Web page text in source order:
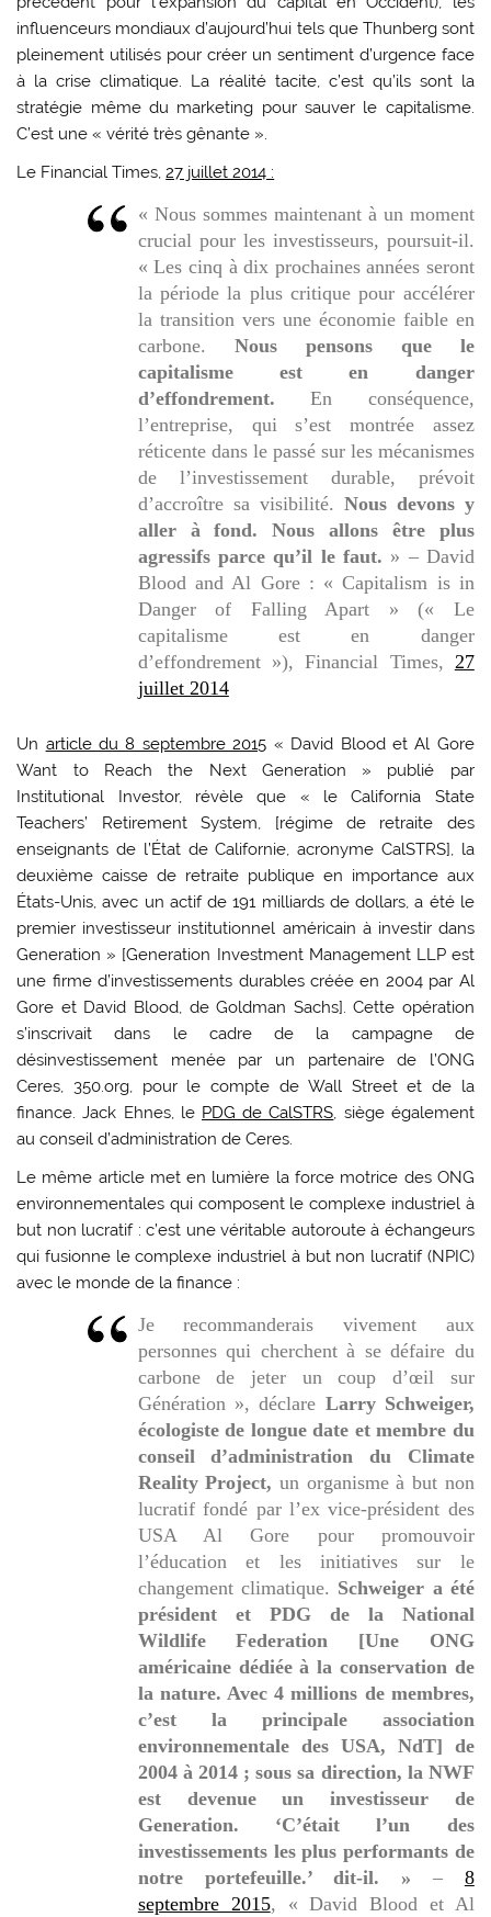
influenceurs mondiaux d’aujourd’hui tels que Thunberg sont
pleinement utilisés pour créer un sentiment d’urgence face
à la crise climatique. La réalité tacite, c’est qu’ils sont la
stratégie même du marketing pour sauver le capitalisme.
C’est une « vérité très gênante ».
Le Financial Times,27 juillet 2014 :
« Nous sommes maintenant à un moment
crucial pour les investisseurs, poursuit-il.
« Les cinq à dix prochaines années seront
la période la plus critique pour accélérer
la transition vers une économie faible en
carbone. Nous pensons que le
capitalisme est en danger
d’effondrement.En conséquence,
l’entreprise, qui s’est montrée assez
réticente dans le passé sur les mécanismes
de l’investissement durable, prévoit
d’accroître sa visibilité. Nous devons y
aller à fond. Nous allons être plus
agressifs parce qu’il le faut. » – David
Blood and Al Gore : « Capitalism is in
Danger of Falling Apart » (« Le
capitalisme est en danger
d’effondrement »), Financial Times, 27
juillet 2014
Un article du 8 septembre 2015 « David Blood et Al Gore
Want to Reach the Next Generation » publié par
Institutional Investor, révèle que « le California State
Teachers’ Retirement System, [régime de retraite des
enseignants de l’État de Californie, acronyme CalSTRS], la
deuxième caisse de retraite publique en importance aux
États-Unis, avec un actif de 191 milliards de dollars, a été le
premier investisseur institutionnel américain à investir dans
Generation » [Generation Investment Management LLP est
une firme d’investissements durables créée en 2004 par Al
Gore et David Blood, de Goldman Sachs]. Cette opération
s’inscrivait dans le cadre de la campagne de
désinvestissement menée par un partenaire de l’ONG
Ceres, 350.org, pour le compte de Wall Street et de la
finance. Jack Ehnes, le PDG de CalSTRS, siège également
au conseil d’administration de Ceres.
Le même article met en lumière la force motrice des ONG
environnementales qui composent le complexe industriel à
but non lucratif : c’est une véritable autoroute à échangeurs
qui fusionne le complexe industriel à but non lucratif (NPIC)
avec le monde de la finance :
Je recommanderais vivement aux
personnes qui cherchent à se défaire du
carbone de jeter un coup d’œil sur
Génération », déclare Larry Schweiger,
écologiste de longue date et membre du
conseil d’administration du Climate
Reality Project, un organisme à but non
lucratif fondé par l’ex vice-président des
USA Al Gore pour promouvoir
l’éducation et les initiatives sur le
changement climatique. Schweiger a été
président et PDG de la National
Wildlife Federation [Une ONG
américaine dédiée à la conservation de
la nature. Avec 4 millions de membres,
c’est la principale association
environnementale des USA, NdT] de
2004 à 2014 ; sous sa direction, la NWF
est devenue un investisseur de
Generation. ‘C’était l’un des
investissements les plus performants de
notre portefeuille.’ dit-il. » – 8
septembre 2015, « David Blood et Al